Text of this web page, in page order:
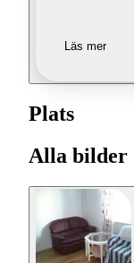
Läs mer
Plats
Alla bilder